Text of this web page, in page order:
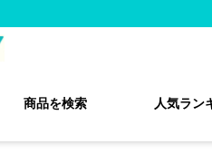
商品を検索 人気ラン